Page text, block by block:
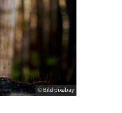
© Bild pixabay